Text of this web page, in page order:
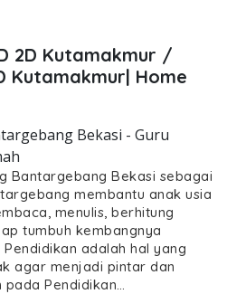
2D Kutamakmur /
Kutamakmur| Home
Bekasi - Guru
Bantargebang Bekasi sebagai
membantu anak usia
menulis, berhitung
tumbuh kembangnya
Pendidikan adalah hal yang
agar menjadi pintar dan
pada Pendidikan…